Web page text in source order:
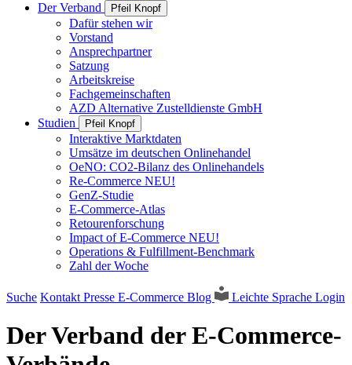
Der Verband
Pfeil Knopf
Dafür stehen wir
Vorstand
Ansprechpartner
Satzung
Arbeitskreise
Fachgemeinschaften
AZD Alternative Zustelldienste GmbH
Studien
Pfeil Knopf
Interaktive Marktdaten
Umsätze im deutschen Onlinehandel
OeNO: CO2-Bilanz des Onlinehandels
Re-Commerce NEU!
GenZ-Studie
E-Commerce-Atlas
Retourenforschung
Impact of E-Commerce NEU!
Operations & Fulfillment-Benchmark
Zahl der Woche
Suche Kontakt Presse E-Commerce Blog Leichte Sprache Login
Der Verband der E-Commerce-